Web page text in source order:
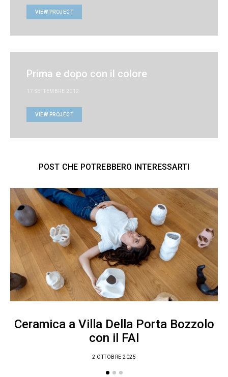
VIEW PROJECT
Prima e dopo con il colore
17 SETTEMBRE 2012
VIEW PROJECT
POST CHE POTREBBERO INTERESSARTI
Ceramica a Villa Della Porta Bozzolo
con il FAI
2 OTTOBRE 2025